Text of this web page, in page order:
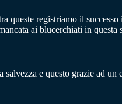
queste registriamo il
ai blucerchiati in questa
e questo grazie ad